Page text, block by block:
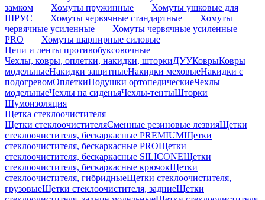
замком
Хомуты пружинные
Хомуты ушковые для
ШРУС
Хомуты червячные стандартные
Хомуты
червячные усиленные
Хомуты червячные усиленные
PRO
Хомуты шарнирные силовые
Цепи и ленты противобуксовочные
Чехлы, ковры, оплетки, накидки, шторкиДУУКоврыКовры
модельныеНакидки защитныеНакидки меховыеНакидки с
подогревомОплеткиПодушки ортопедическиеЧехлы
модельныеЧехлы на сиденьяЧехлы-тентыШторки
Шумоизоляция
Щетка стеклоочистителя
Щетки стеклоочистителяСменные резиновые лезвияЩетки
стеклоочистителя, бескаркасные PREMIUMЩетки
стеклоочистителя, бескаркасные PROЩетки
стеклоочистителя, бескаркасные SILICONEЩетки
стеклоочистителя, бескаркасные крючокЩетки
стеклоочистителя, гибридныеЩетки стеклоочистителя,
грузовыеЩетки стеклоочистителя, задниеЩетки